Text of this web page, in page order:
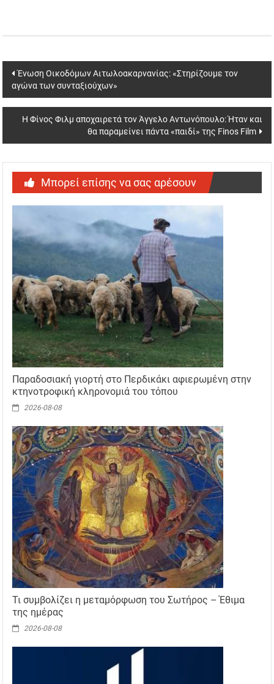
Post
navigation
Ένωση Οικοδόμων Αιτωλοακαρνανίας: «Στηρίζουμε τoν
αγώνα των συνταξιούχων»
Η Φίνος Φιλμ αποχαιρετά τον Άγγελο Αντωνόπουλο: Ήταν και
θα παραμείνει πάντα «παιδί» της Finos Film
Μπορεί επίσης να σας αρέσουν
Παραδοσιακή γιορτή στο Περδικάκι αφιερωμένη στην
κτηνοτροφική κληρονομιά του τόπου
2026-08-08
Τι συμβολίζει η μεταμόρφωση του Σωτήρος – Έθιμα
της ημέρας
2026-08-08